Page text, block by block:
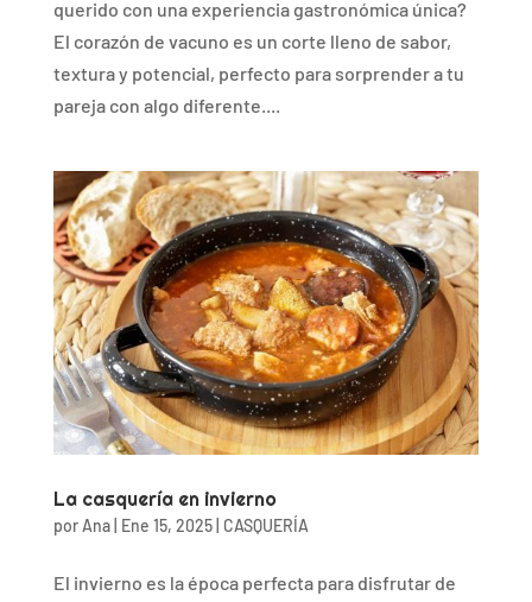
querido con una experiencia gastronómica única?
El corazón de vacuno es un corte lleno de sabor,
textura y potencial, perfecto para sorprender a tu
pareja con algo diferente....
La casquería en invierno
porAna| Ene 15, 2025| CASQUERÍA
El invierno es la época perfecta para disfrutar de